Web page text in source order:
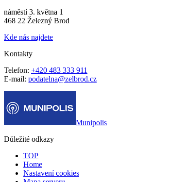
náměstí 3. května 1
468 22 Železný Brod
Kde nás najdete
Kontakty
Telefon: +420 483 333 911
E-mail: podatelna@zelbrod.cz
Munipolis
Důležité odkazy
TOP
Home
Nastavení cookies